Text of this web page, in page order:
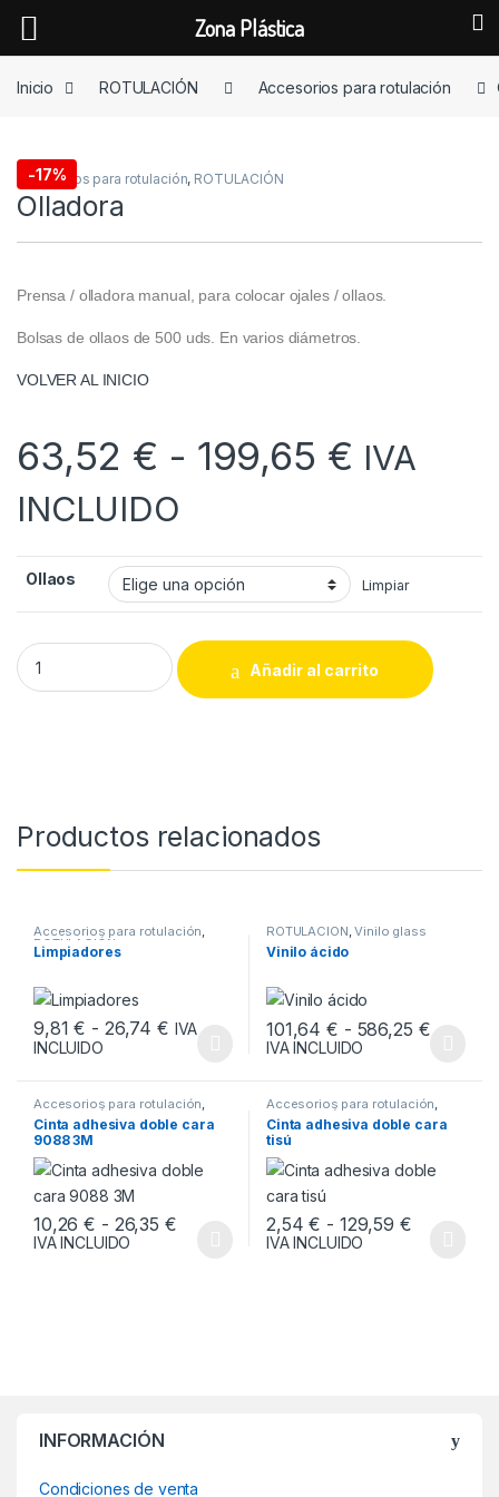
Inicio
ROTULACIÓN Accesorios para rotulación
-17%
Accesorios para rotulación, ROTULACIÓN
Olladora
Prensa / olladora manual, para colocar ojales / ollaos.
Bolsas de ollaos de 500 uds. En varios diámetros.
VOLVER AL INICIO
63,52 € - 199,65 € Rango
IVA
INCLUIDO
Ollaos Limpiar
Olladora quantity
Añadir al carrito
Productos relacionados
Accesorios para rotulación,
ROTULACIÓN
Limpiadores
9,81€ - 26,74 €Rango de precios: desde 9,81 € hasta
IVA
INCLUIDO
Este producto tiene múltiples variantes. Las opciones se
ROTULACIÓN,Vinilo glass
Vinilo ácido
101,64€ - 586,25 €Rango
IVA INCLUIDO
Este producto tiene múltiples
Accesorios para rotulación
ROTULACIÓN
Cinta adhesiva doble cara
9088 3M
10,26€ - 26,35 €Rango de precios: desde 10,26 €
IVA INCLUIDO
Este producto tiene múltiples variantes. Las opciones se
Accesorios para rotulación
ROTULACIÓN
Cinta adhesiva doble cara
tisú
2,54€ - 129,59 €Rango de
IVA INCLUIDO
Este producto tiene múltiples
INFORMACIÓN
Condiciones de venta
Zona Plástica